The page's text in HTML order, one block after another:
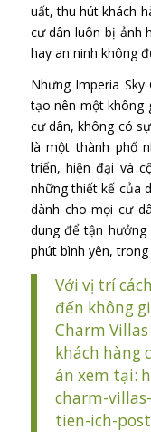
uất, thu hút khách
cư dân luôn bị ảnh
hay an ninh không
Nhưng Imperia
tạo nên một không
cư dân, không có
là một thành phố
triển, hiện đại và
những thiết kế của
dành cho mọi cư
dung để tận hưởng
phút bình yên,
Với vị trí
đến không
Charm
khách hàng
án xem tại:
charm-
tien-ich-